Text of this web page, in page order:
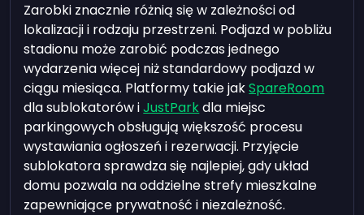
Zarobki znacznie różnią się w zależności od
lokalizacji i rodzaju przestrzeni. Podjazd w pobliżu
stadionu może zarobić podczas jednego
wydarzenia więcej niż standardowy podjazd w
ciągu miesiąca. Platformy takie jakSpareRoom
dla sublokatorów iJustParkdla miejsc
parkingowych obsługują większość procesu
wystawiania ogłoszeń i rezerwacji. Przyjęcie
sublokatora sprawdza się najlepiej, gdy układ
domu pozwala na oddzielne strefy mieszkalne
zapewniające prywatność i niezależność.